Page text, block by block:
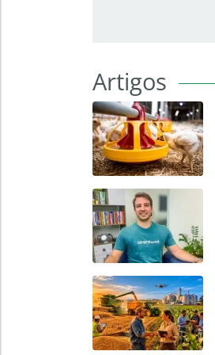
Artigos